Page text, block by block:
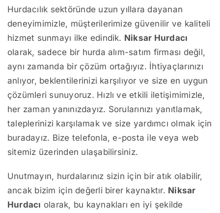
Hurdacılık sektöründe uzun yıllara dayanan
deneyimimizle, müşterilerimize güvenilir ve kaliteli
hizmet sunmayı ilke edindik. Niksar Hurdacı
olarak, sadece bir hurda alım-satım firması değil,
aynı zamanda bir çözüm ortağıyız. İhtiyaçlarınızı
anlıyor, beklentilerinizi karşılıyor ve size en uygun
çözümleri sunuyoruz. Hızlı ve etkili iletişimimizle,
her zaman yanınızdayız. Sorularınızı yanıtlamak,
taleplerinizi karşılamak ve size yardımcı olmak için
buradayız. Bize telefonla, e-posta ile veya web
sitemiz üzerinden ulaşabilirsiniz.
Unutmayın, hurdalarınız sizin için bir atık olabilir,
ancak bizim için değerli birer kaynaktır. Niksar
Hurdacı olarak, bu kaynakları en iyi şekilde